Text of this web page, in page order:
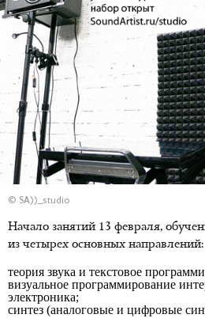
© SA))_studio
Начало занятий 13 февраля,
из четырех основных направлений:
теория звука и текстовое
визуальное программирование
электроника;
синтез (аналоговые и цифровые